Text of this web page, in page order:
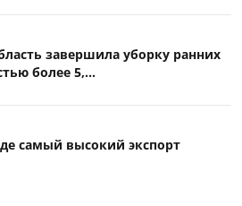
завершила уборку ранних
более 5,...
самый высокий экспорт